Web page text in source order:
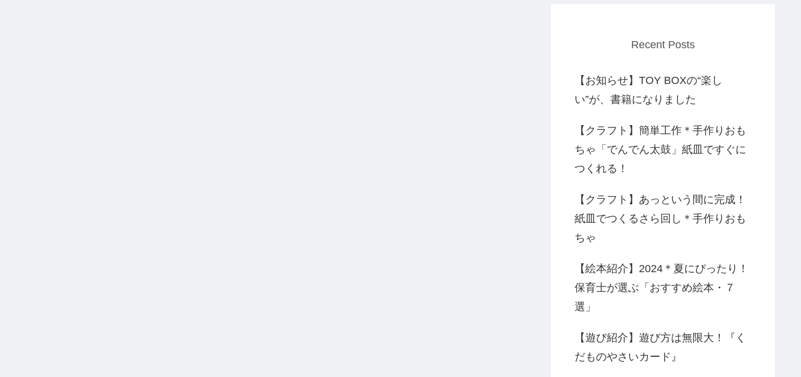
Recent Posts
【お知らせ】TOY BOXの“楽し
い”が、書籍になりました
【クラフト】簡単工作＊手作りおも
ちゃ「でんでん太鼓」紙皿ですぐに
つくれる！
【クラフト】あっという間に完成！
紙皿でつくるさら回し＊手作りおも
ちゃ
【絵本紹介】2024＊夏にぴったり！
保育士が選ぶ「おすすめ絵本・７
選」
【遊び紹介】遊び方は無限大！『く
だものやさいカード』